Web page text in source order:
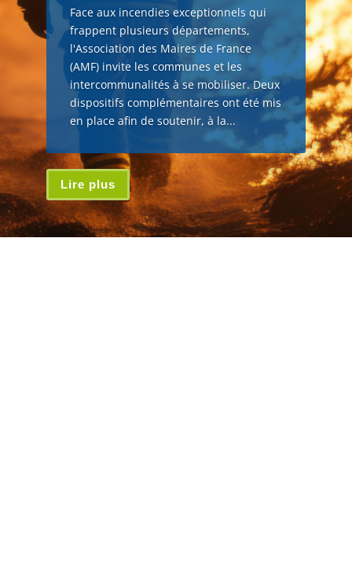
Face aux incendies exceptionnels qui
frappent plusieurs départements,
l'Association des Maires de France
(AMF) invite les communes et les
intercommunalités à se mobiliser. Deux
dispositifs complémentaires ont été mis
en place afin de soutenir, à la...
Lire plus